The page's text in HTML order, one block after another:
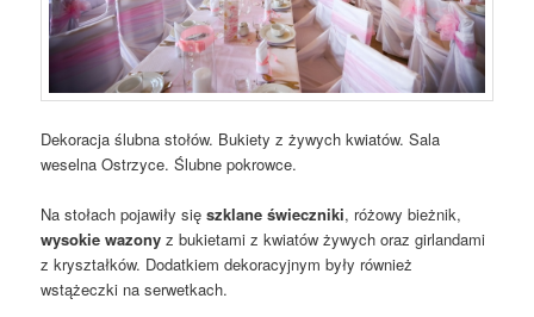
Dekoracja ślubna stołów. Bukiety z żywych kwiatów. Sala
weselna Ostrzyce. Ślubne pokrowce.
Na stołach pojawiły sięszklane świeczniki, różowy bieżnik,
wysokie wazony z bukietami z kwiatów żywych oraz girlandami
z kryształków. Dodatkiem dekoracyjnym były również
wstążeczki na serwetkach.